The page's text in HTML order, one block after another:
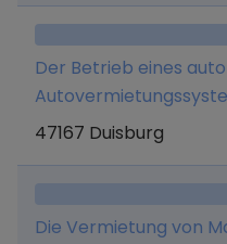
Der Betrieb eines
und der Handel mit
auch im Ausland und
47167 Duisburg
Die Vermietung von